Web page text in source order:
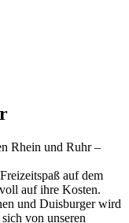
Rhein und Ruhr –
auf dem
auf ihre Kosten.
und Duisburger wird
von unseren